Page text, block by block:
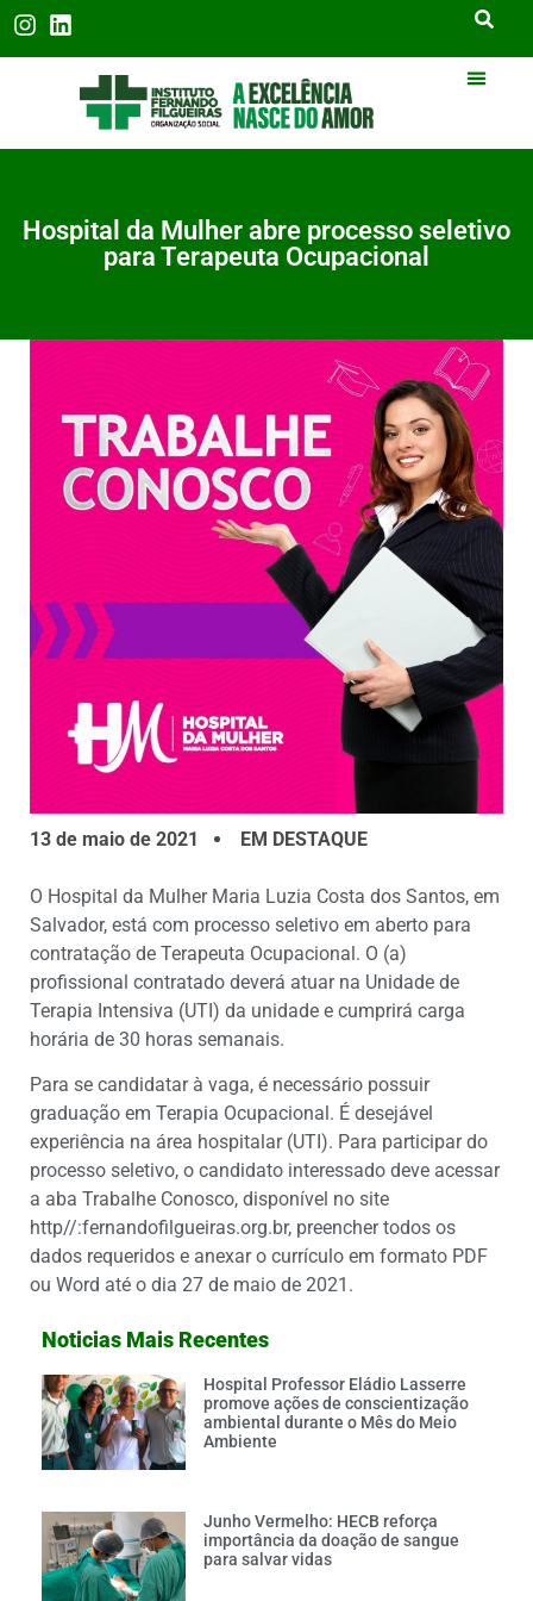
Hospital da Mulher abre processo seletivo
para Terapeuta Ocupacional
13 de maio de 2021 EM DESTAQUE
O Hospital da Mulher Maria Luzia Costa dos Santos, em
Salvador, está com processo seletivo em aberto para
contratação de Terapeuta Ocupacional. O (a)
profissional contratado deverá atuar na Unidade de
Terapia Intensiva (UTI) da unidade e cumprirá carga
horária de 30 horas semanais.
Para se candidatar à vaga, é necessário possuir
graduação em Terapia Ocupacional. É desejável
experiência na área hospitalar (UTI). Para participar do
processo seletivo, o candidato interessado deve acessar
a aba Trabalhe Conosco, disponível no site
http//:fernandofilgueiras.org.br, preencher todos os
dados requeridos e anexar o currículo em formato PDF
ou Word até o dia 27 de maio de 2021.
Noticias Mais Recentes
Hospital Professor Eládio Lasserre
promove ações de conscientização
ambiental durante o Mês do Meio
Ambiente
Junho Vermelho: HECB reforça
importância da doação de sangue
para salvar vidas